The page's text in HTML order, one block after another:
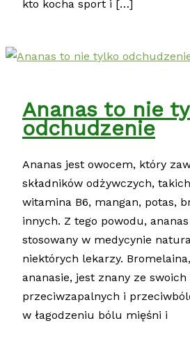
kto kocha sport i […]
Ananas to nie
odchudzenie
Ananas jest owocem, który
składników odżywczych,
witamina B6, mangan, potas,
innych. Z tego powodu,
stosowany w medycynie
niektórych lekarzy.
ananasie, jest znany ze swoich
przeciwzapalnych i
w łagodzeniu bólu mięśni i